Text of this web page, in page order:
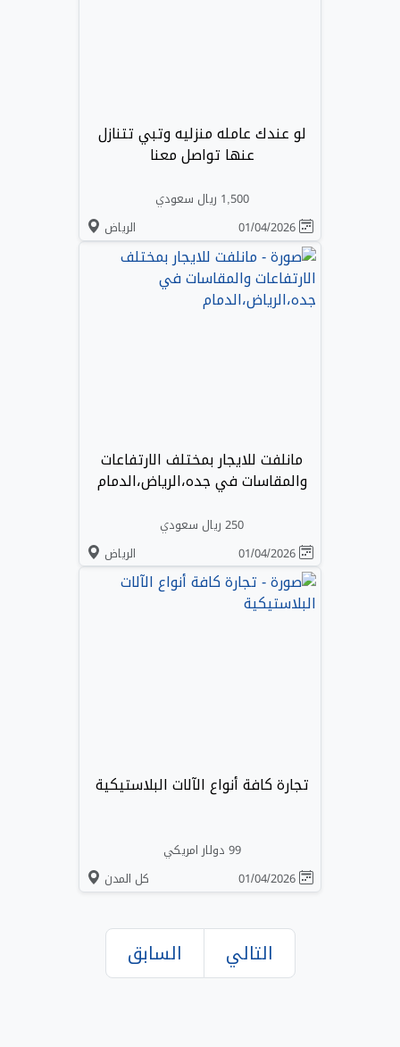
لو عندك عامله منزليه وتبي تتنازل
عنها تواصل معنا
1,500 ريال سعودي
الرياض
مانلفت للايجار بمختلف الارتفاعات
والمقاسات في جده،الرياض،الدمام
250 ريال سعودي
الرياض
تجارة كافة أنواع الآلات البلاستيكية
99 دولار امريكي
كل المدن
السابق التالي